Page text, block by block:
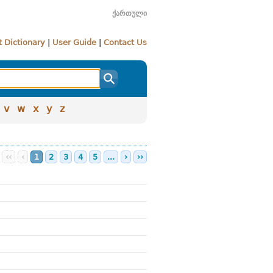
ქართული
Dictionary User Guide Contact Us
v w x y z
‹‹ ‹ 1 2 3 4 5 ... › ››